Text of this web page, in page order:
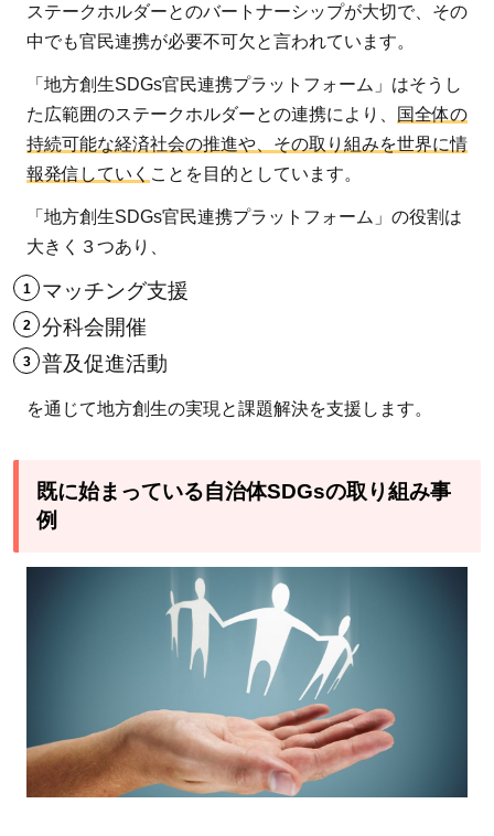
ステークホルダーとのバートナーシップが大切で、その
中でも官民連携が必要不可欠と言われています。
「地方創生SDGs官民連携プラットフォーム」はそうし
た広範囲のステークホルダーとの連携により、
国全体の
持続可能な経済社会の推進や、その取り組みを世界に情
報発信していく ことを目的としています。
「地方創生SDGs官民連携プラットフォーム」の役割は
大きく３つあり、
マッチング支援
分科会開催
普及促進活動
を通じて地方創生の実現と課題解決を支援します。
既に始まっている自治体SDGsの取り組み事
例